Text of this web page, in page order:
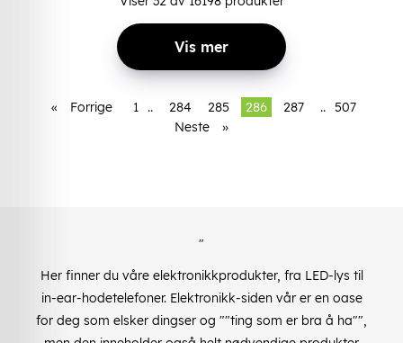
Vis mer
« Forrige 1 .. 284 285 286 287 .. 507
Neste
»
"
Her finner du våre elektronikkprodukter, fra LED-lys til
in-ear-hodetelefoner. Elektronikk-siden vår er en oase
for deg som elsker dingser og ""ting som er bra å ha"",